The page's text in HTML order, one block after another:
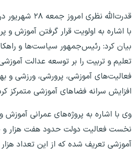
قدرت‌الله نظری
با اشاره به اولویت قرار گرفتن آموزش
بیان کرد: رئیس‌جمهور سیاست‌ها و
تعلیم و تربیت را بر توسعه عدالت
فعالیت‌های آموزشی، پرورشی، ورزشی و
افزایش سرانه فضاهای آموزشی متمرکز
وی با اشاره به پروژه‌های عمرانی